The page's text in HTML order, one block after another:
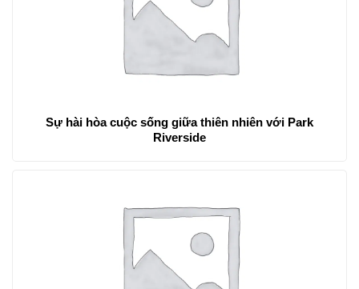
Sự hài hòa cuộc sống giữa thiên nhiên với Park
Riverside